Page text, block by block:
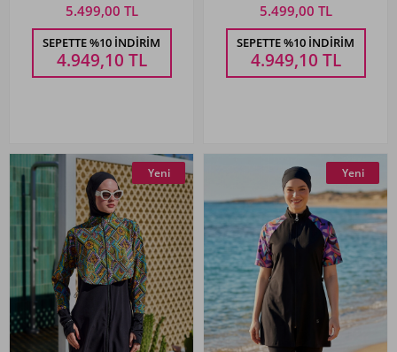
5.499,00 TL
SEPETTE %10 İNDIRIM
4.949,10 TL
5.499,00 TL
SEPETTE %10 İNDIRIM
4.949,10 TL
Yeni Yeni